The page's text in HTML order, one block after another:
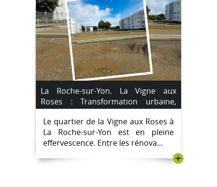
La Roche-sur-Yon. La Vigne aux
Roses : Transformation urbaine,
nouvelle place et 2ème édition du
repas communautaire
Le quartier de la Vigne aux Roses à
La Roche-sur-Yon est en pleine
effervescence. Entre les rénova...
+